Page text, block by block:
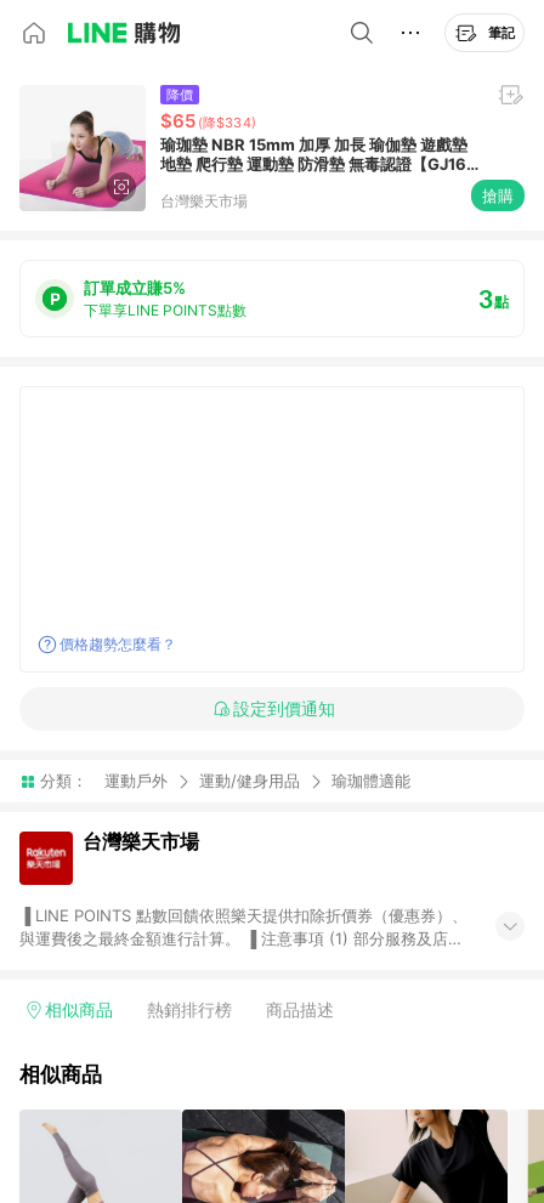
筆記
降價
$65 (降$334)
瑜珈墊 NBR 15mm 加厚 加長 瑜伽墊 遊戲墊
地墊 爬行墊 運動墊 防滑墊 無毒認證【GJ160
台灣樂天市場 搶購
訂單成立賺5%
下單享LINE POINTS點數 3點
價格趨勢怎麼看？
設定到價通知
分類： 運動戶外 運動/健身用品 瑜珈體適能
台灣樂天市場
與運費後之最終金額進行計算。 ▐ 注意事項 (1) 部分服務及店家
Smart mobile、神腦生活、JS巨盛、樂天KOBO電子書，請詳閱
台灣樂天市場，並在同一瀏覽器於24小時內結帳，才享有 LINE
市場 45 天內完成訂單出貨及結帳，則不符合贈點資格。 (4) 如
使用APP、或中途瀏覽比價網、回饋網、Google等其他網頁、或
由網頁版(電腦版/手機版網頁)切換為App都將會造成追蹤中斷而
無法進行 LINE POINTS 回饋。 (5) LINE 購物為購物資訊整合性
相似商品 熱銷排行榜 商品描述
相似商品